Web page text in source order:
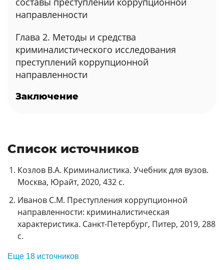
направленности
Глава 2. Методы и средства
криминалистического исследования
преступлений коррупционной
направленности
Заключение
Список источников
Козлов В.А. Криминалистика. Учебник для вузов.
Москва, Юрайт, 2020, 432 с.
Иванов С.М. Преступления коррупционной
направленности: криминалистическая
характеристика. Санкт-Петербург, Питер, 2019, 288
с.
Еще 18 источников